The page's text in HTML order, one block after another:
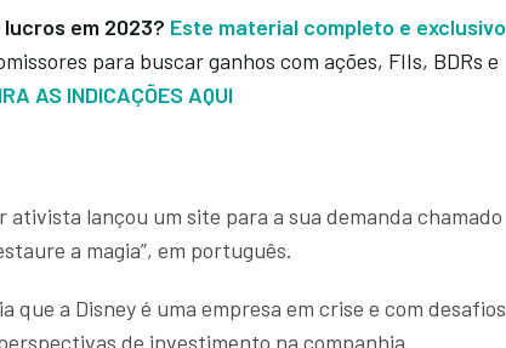
em 2023? Este material completo e exclusivo
para buscar ganhos com ações, FIIs, BDRs e
AS INDICAÇÕES AQUI
lançou um site para a sua demanda chamado
a magia”, em português.
que a Disney é uma empresa em crise e com desafios
de investimento na companhia.